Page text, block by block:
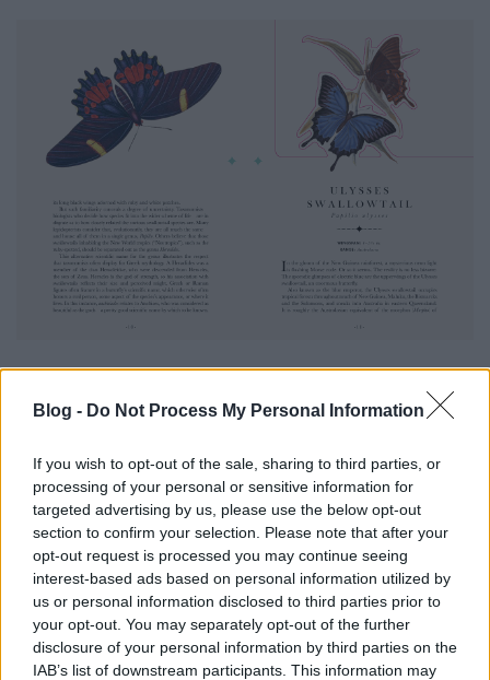
Blog - Do Not Process My Personal Information
If you wish to opt-out of the sale, sharing to third parties, or
processing of your personal or sensitive information for
targeted advertising by us, please use the below opt-out
section to confirm your selection. Please note that after your
opt-out request is processed you may continue seeing
interest-based ads based on personal information utilized by
us or personal information disclosed to third parties prior to
your opt-out. You may separately opt-out of the further
disclosure of your personal information by third parties on the
IAB’s list of downstream participants. This information may
Bíborfoltos majomlepke (PapiliovagyHeraclides
anchisiades) & Ulysses pillangó (Papilio ulysses) –
kép forrása: Amazon UK